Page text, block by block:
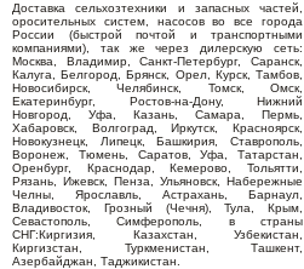
Доставка сельхозтехники и запасных частей,
оросительных систем, насосов во все города
России (быстрой почтой и транспортными
компаниями), так же через дилерскую сеть:
Москва, Владимир, Санкт-Петербург, Саранск,
Калуга, Белгород, Брянск, Орел, Курск, Тамбов,
Новосибирск, Челябинск, Томск, Омск,
Екатеринбург, Ростов-на-Дону, Нижний
Новгород, Уфа, Казань, Самара, Пермь,
Хабаровск, Волгоград, Иркутск, Красноярск,
Новокузнецк, Липецк, Башкирия, Ставрополь,
Воронеж, Тюмень, Саратов, Уфа, Татарстан,
Оренбург, Краснодар, Кемерово, Тольятти,
Рязань, Ижевск, Пенза, Ульяновск, Набережные
Челны, Ярославль, Астрахань, Барнаул,
Владивосток, Грозный (Чечня), Тула, Крым,
Севастополь, Симферополь, в страны
СНГ:Киргизия, Казахстан, Узбекистан,
Киргизстан, Туркменистан, Ташкент,
Азербайджан, Таджикистан.